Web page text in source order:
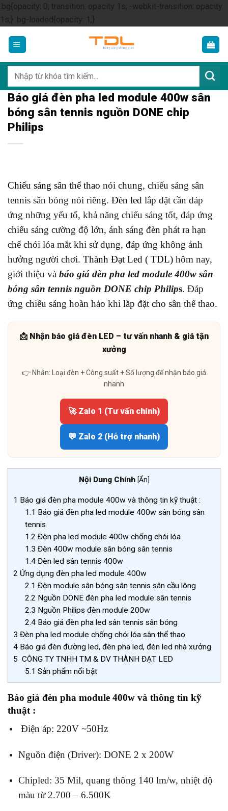
.bg{opacity: 0; transition: opacity 1s; -webkit-transition: opacity
1s;} .bg-loaded{opacity: 1;}Skip
content
kiếm:
Báo giá đèn pha led module 400w sân
bóng sân tennis nguồn DONE chip
Philips
Chiếu sáng sân thể thao nói chung, chiếu sáng sân
tennis sân bóng nói riêng. Đèn led lắp đặt cần đáp
ứng những yếu tố, khả năng chiếu sáng tốt, đáp ứng
chiếu sáng cường độ lớn, ánh sáng đèn phát ra hạn
chế chói lóa mắt khi sử dụng, đáp ứng không ảnh
hưởng người chơi. Thành Đạt Led ( TDL) hôm nay,
giới thiệu và báo giá đèn pha led module 400w sân
bóng sân tennis nguồn DONE chip Philips. Đáp
ứng chiếu sáng hoàn hảo khi lắp đặt cho sân thể thao.
📩 Nhận báo giá đèn LED – tư vấn nhanh & giá tận
xưởng
👉 Nhắn: Loại đèn + Công suất + Số lượng để nhận báo giá
nhanh
🚀 Zalo 1 (Tư vấn chính)
💬 Zalo 2 (Hỗ trợ nhanh)
Nội Dung Chính [Ẩn]
1 Báo giá đèn pha module 400w và thông tin kỹ thuật :
1.1 Báo giá đèn pha led module 400w sân bóng sân
tennis
1.2 Đèn pha led module 400w chống chói lóa
1.3 Đèn 400w module sân bóng sân tennis
1.4 Đèn led sân tennis 400w
2 Ứng dụng đèn pha led module 400w
2.1 Đèn module sân bóng sân tennis sân cầu lông
2.2 Nguồn DONE đèn pha led module sân tennis
2.3 Nguồn Philips đèn module 200w
2.4 Báo giá đèn pha led sân tennis sân bóng
3 Đèn pha led module chống chói lóa sân thể thao
4 Báo giá đèn đường led, đèn pha led, đèn led nhà xưởng
5 CÔNG TY TNHH TM & DV THÀNH ĐẠT LED
5.1 Sản phẩm nổi bật
Báo giá đèn pha module 400w và thông tin kỹ
thuật :
Điện áp: 220V ~50Hz
Nguồn điện (Driver): DONE 2 x 200W
Chipled: 35 Mil, quang thông 140 lm/w, nhiệt độ
màu từ 2.700 – 6.500K